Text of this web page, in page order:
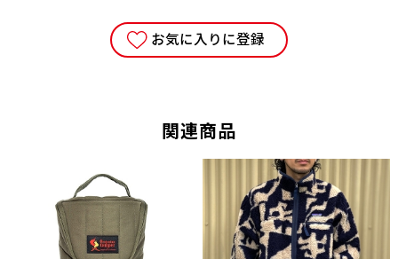
ざいます。予めご了承下さい。
・当サイトに掲載している商品は、実店舗でも同時に販売しております。
サイトよりご注文を頂いた時点で、まれに実店舗にて完売し欠品の場合が
お気に入りに登録
関連商品